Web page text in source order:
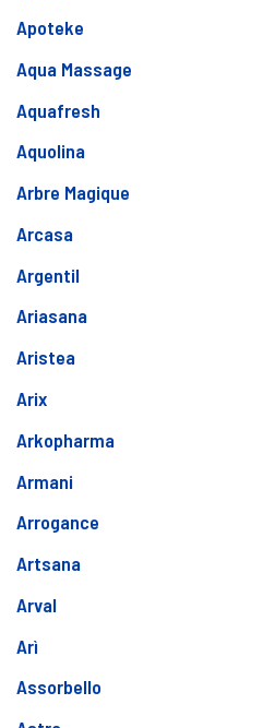
Apoteke
Aqua Massage
Aquafresh
Aquolina
Arbre Magique
Arcasa
Argentil
Ariasana
Aristea
Arix
Arkopharma
Armani
Arrogance
Artsana
Arval
Arì
Assorbello